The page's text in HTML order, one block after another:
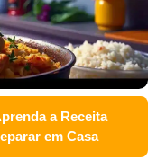
a Receita
em Casa